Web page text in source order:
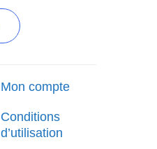
Mon compte
Conditions
d’utilisation